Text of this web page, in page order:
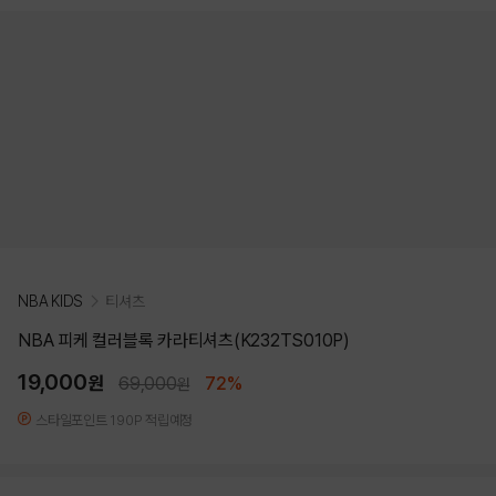
NBA KIDS 티셔츠
NBA 피케 컬러블록 카라티셔츠(K232TS010P)
19,000원 69,000원 72%
스타일포인트 190P 적립예정